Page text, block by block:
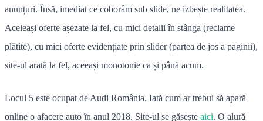
anunțuri. Însă, imediat ce coborâm sub slide, ne izbește realitatea.
Aceleași oferte așezate la fel, cu mici detalii în stânga (reclame
plătite), cu mici oferte evidențiate prin slider (partea de jos a paginii),
site-ul arată la fel, aceeași monotonie ca și până acum.
Locul 5 este ocupat de Audi România. Iată cum ar trebui să apară
online o afacere auto în anul 2018. Site-ul se găsește aici. O alură